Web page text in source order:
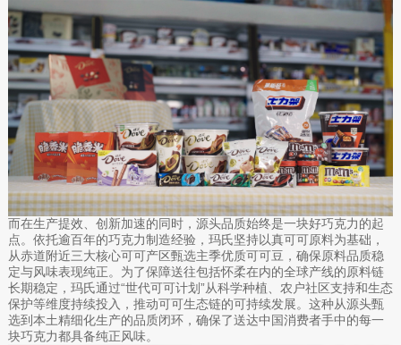
而在生产提效、创新加速的同时，源头品质始终是一块好巧克力的起
点。依托逾百年的巧克力制造经验，玛氏坚持以真可可原料为基础，
从赤道附近三大核心可可产区甄选主季优质可可豆，确保原料品质稳
定与风味表现纯正。为了保障送往包括怀柔在内的全球产线的原料链
长期稳定，玛氏通过“世代可可计划”从科学种植、农户社区支持和生态
保护等维度持续投入，推动可可生态链的可持续发展。这种从源头甄
选到本土精细化生产的品质闭环，确保了送达中国消费者手中的每一
块巧克力都具备纯正风味。